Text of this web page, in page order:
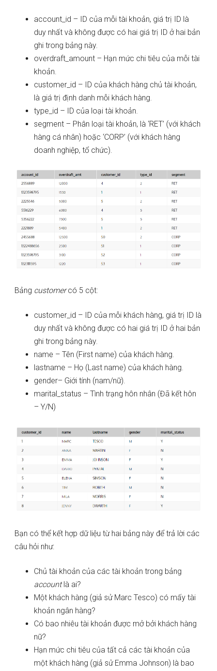
account_id – ID của mỗi tài khoản, giá trị ID là
duy nhất và không được có hai giá trị ID ở hai bản
ghi trong bảng này.
overdraft_amount – Hạn mức chi tiêu của mỗi tài
khoản.
customer_id – ID của khách hàng chủ tài khoản,
là giá trị định danh mỗi khách hàng.
type_id – ID của loại tài khoản.
segment – Phân loại tài khoản, là ‘RET’ (với khách
hàng cá nhân) hoặc ‘CORP’ (với khách hàng
doanh nghiệp, tổ chức).
Bảng customercó 5 cột:
customer_id – ID của mỗi khách hàng, giá trị ID là
duy nhất và không được có hai giá trị ID ở hai bản
ghi trong bảng này.
name – Tên (First name) của khách hàng.
lastname – Họ (Last name) của khách hàng.
gender– Giới tính (nam/nữ).
marital_status – Tình trạng hôn nhân (Đã kết hôn
– Y/N)
Bạn có thể kết hợp dữ liệu từ hai bảng này để trả lời các
câu hỏi như:
Chủ tài khoản của các tài khoản trong bảng
accountlà ai?
Một khách hàng (giả sử Marc Tesco) có mấy tài
khoản ngân hàng?
Có bao nhiêu tài khoản được mở bởi khách hàng
nữ?
Hạn mức chi tiêu của tất cả các tài khoản của
một khách hàng (giả sử Emma Johnson) là bao